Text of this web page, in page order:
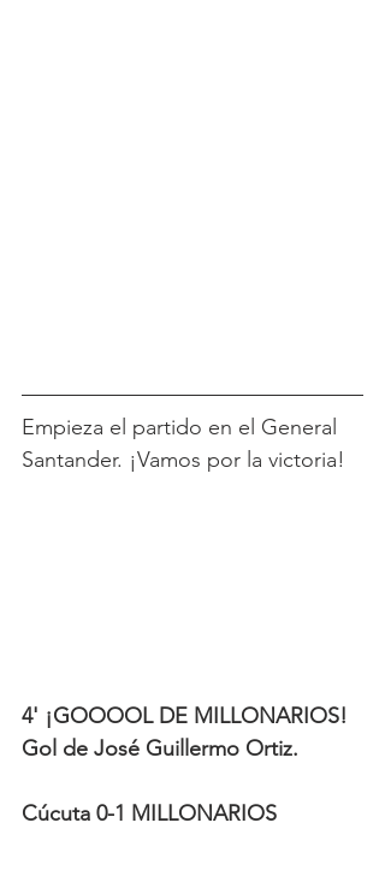
Empieza el partido en el General
Santander. ¡Vamos por la victoria!
4' ¡GOOOOL DE MILLONARIOS!
Gol de José Guillermo Ortiz.
Cúcuta 0-1 MILLONARIOS